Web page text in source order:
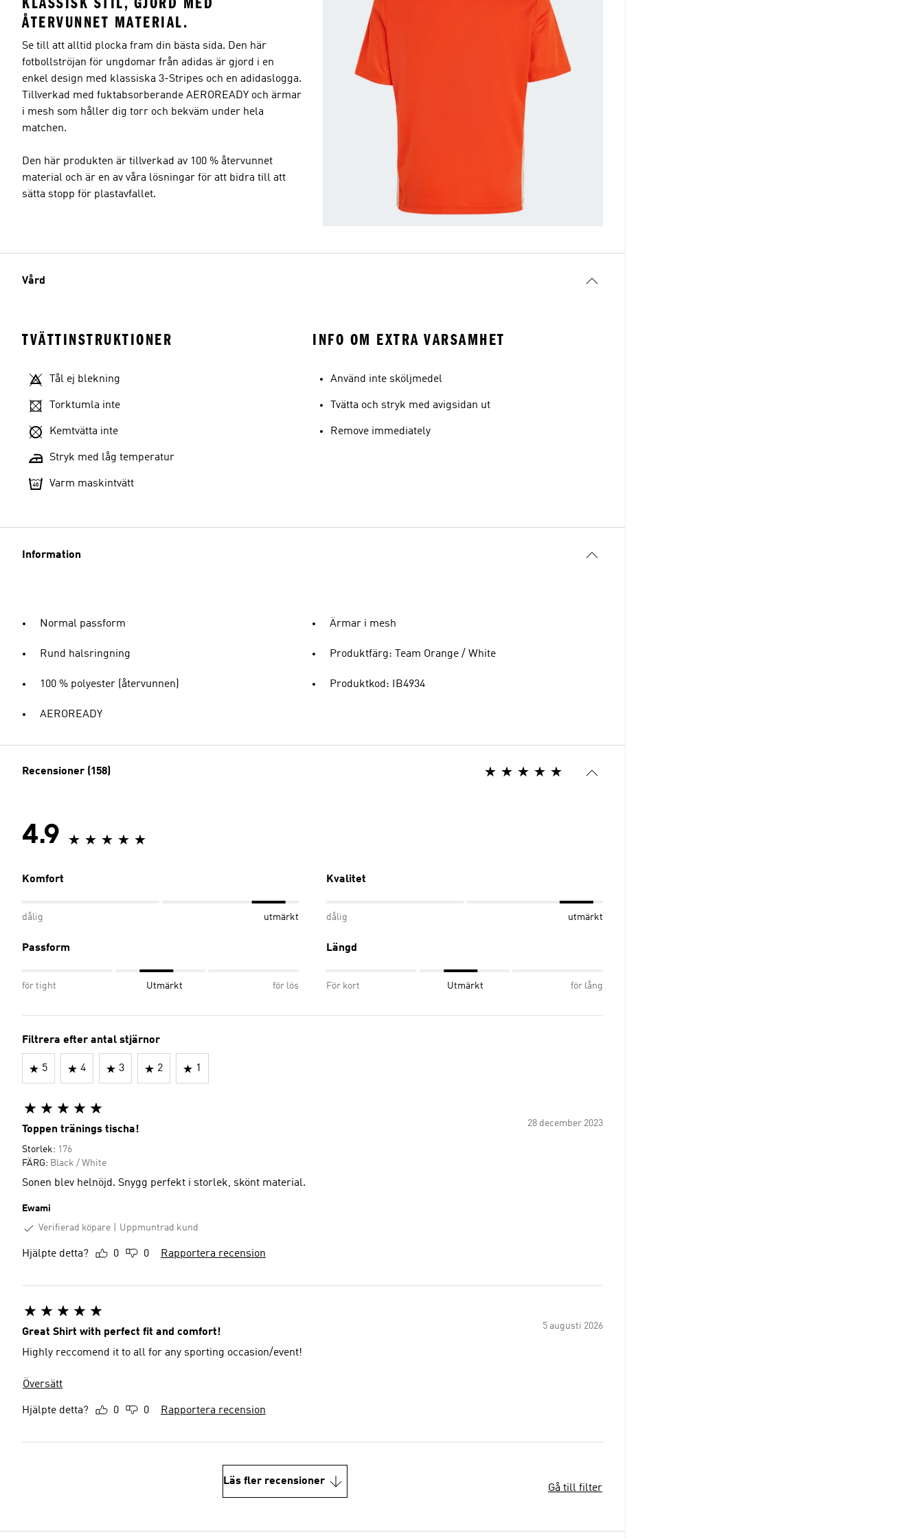
ÅTERVUNNET MATERIAL.
Se till att alltid plocka fram din bästa sida. Den här
fotbollströjan för ungdomar från adidas är gjord i en
enkel design med klassiska 3-Stripes och en adidaslogga.
Tillverkad med fuktabsorberande AEROREADY och ärmar
i mesh som håller dig torr och bekväm under hela
matchen.
Den här produkten är tillverkad av 100 % återvunnet
material och är en av våra lösningar för att bidra till att
sätta stopp för plastavfallet.
Vård
TVÄTTINSTRUKTIONER
Tål ej blekning
Torktumla inte
Kemtvätta inte
Stryk med låg temperatur
Varm maskintvätt
INFO OM EXTRA VARSAMHET
Använd inte sköljmedel
Tvätta och stryk med avigsidan ut
Remove immediately
Information
Normal passform
Rund halsringning
100 % polyester (återvunnen)
AEROREADY
Ärmar i mesh
Produktfärg: Team Orange / White
Produktkod: IB4934
Recensioner (158)
4.9
Komfort
dålig utmärkt
Kvalitet
dålig utmärkt
Passform
för tight Utmärkt för lös
Längd
För kort Utmärkt för lång
Filtrera efter antal stjärnor
5 4 3 2 1
28 december 2023
Toppen tränings tischa!
Storlek: 176
FÄRG: Black / White
Sonen blev helnöjd. Snygg perfekt i storlek, skönt material.
Ewami
Verifierad köpare
Uppmuntrad kund
Hjälpte detta? 0 0 Rapportera recension
5 augusti 2026
Great Shirt with perfect fit and comfort!
Highly reccomend it to all for any sporting occasion/event!
Översätt
Hjälpte detta? 0 0 Rapportera recension
Läs fler recensioner
Gå till filter